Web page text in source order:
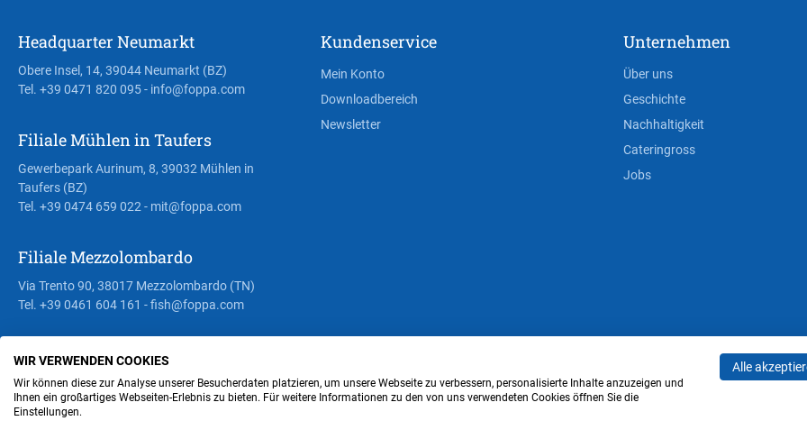
Headquarter Neumarkt
Obere Insel, 14, 39044 Neumarkt (BZ)
Tel. +39 0471 820 095- info@foppa.com
Filiale Mühlen in Taufers
Gewerbepark Aurinum, 8, 39032 Mühlen in
Taufers (BZ)
Tel. +39 0474 659 022 - mit@foppa.com
Filiale Mezzolombardo
Via Trento 90, 38017 Mezzolombardo (TN)
Tel. +39 0461 604 161 - fish@foppa.com
Kundenservice
Mein Konto
Downloadbereich
Newsletter
Unternehmen
Über uns
Geschichte
Nachhaltigkeit
Cateringross
Jobs
Steuer- und MwSt.- Nr. IT00676670219 AGB Privacy Policy Impressum
Cookie-
WIR VERWENDEN COOKIES
Wir können diese zur Analyse unserer Besucherdaten platzieren, um unsere Webseite zu verbessern, personalisierte Inhalte anzuzeigen und
Ihnen ein großartiges Webseiten-Erlebnis zu bieten. Für weitere Informationen zu den von uns verwendeten Cookies öffnen Sie die
Einstellungen.
Alle